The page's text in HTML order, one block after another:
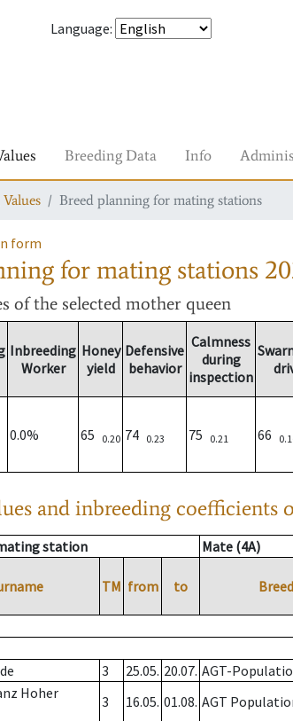
Language:
Breeding Data Info
Breed planning for mating stations
form
for mating stations
of the selected mother queen
Inbreeding
Worker
Honey
yield
Defensive
behavior
Calmness
during
inspection
0.0% 65 0.20 74 0.23 75 0.21 66
and inbreeding coefficients
station Mate (4A)
TM from to
3 25.05. 20.07. AGT-
Hoher
3 16.05. 01.08. AGT